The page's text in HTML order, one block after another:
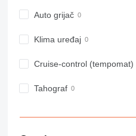
Auto grijač
Klima uređaj
Cruise-control (tempomat)
Tahograf